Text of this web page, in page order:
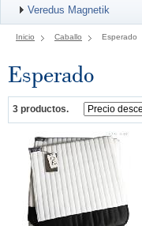
Veredus Magnetik
Inicio Caballo Esperado
Esperado
3 productos.